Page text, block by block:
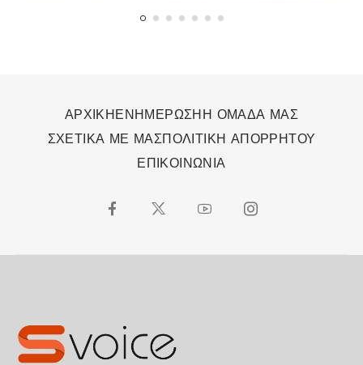
ΑΡΧΙΚΗΕΝΗΜΕΡΩΣΗΗ ΟΜΑΔΑ ΜΑΣ
ΣΧΕΤΙΚΑ ΜΕ ΜΑΣΠΟΛΙΤΙΚΗ ΑΠΟΡΡΗΤΟΥ
ΕΠΙΚΟΙΝΩΝΙΑ